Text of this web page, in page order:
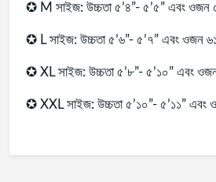
✪ M সাইজ: উচ্চতা ৫’৪”- ৫’৫” এবং ওজন
✪ L সাইজ: উচ্চতা ৫’৬”- ৫’৭” এবং ওজন
✪ XL সাইজ: উচ্চতা ৫’৮”- ৫’১০” এবং
✪ XXL সাইজ: উচ্চতা ৫’১০”- ৫’১১”